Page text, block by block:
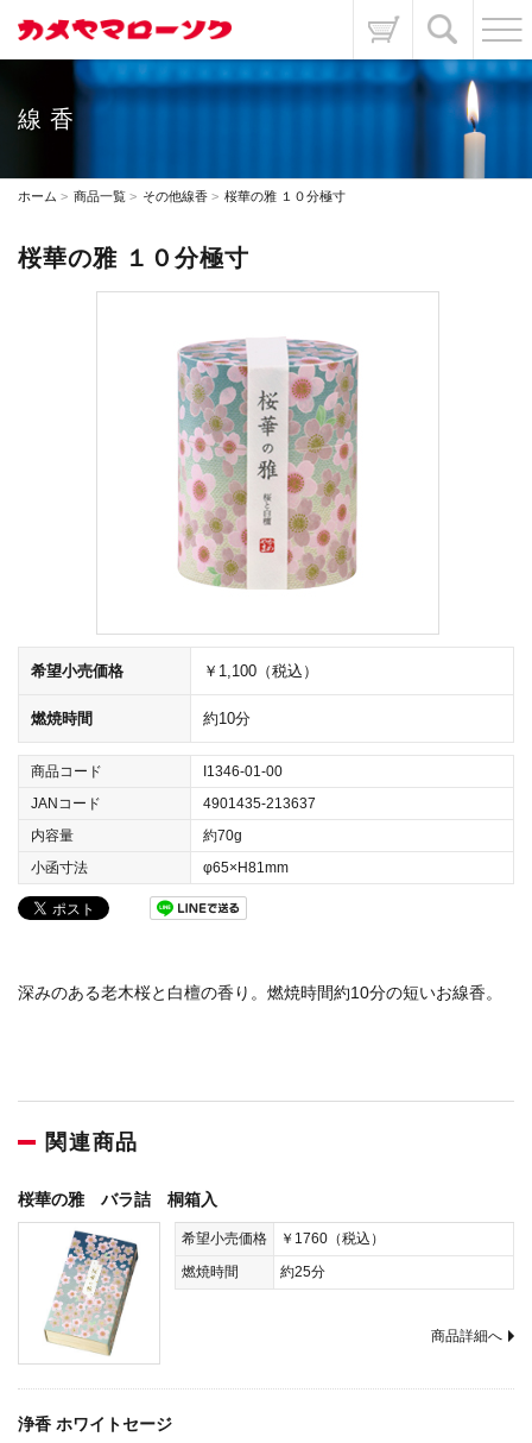
線香
ホーム 商品一覧 その他線香 桜華の雅 １０分極寸
桜華の雅 １０分極寸
希望小売価格 ￥1,100（税込）
燃焼時間 約10分
商品コード
I1346-01-00
JANコード
4901435-213637
内容量
約70g
小函寸法
φ65×H81mm
深みのある老木桜と白檀の香り。燃焼時間約10分の短いお線香。
関連商品
桜華の雅 バラ詰 桐箱入
希望小売価格
￥1760（税込）
燃焼時間
約25分
商品詳細へ
浄香 ホワイトセージ